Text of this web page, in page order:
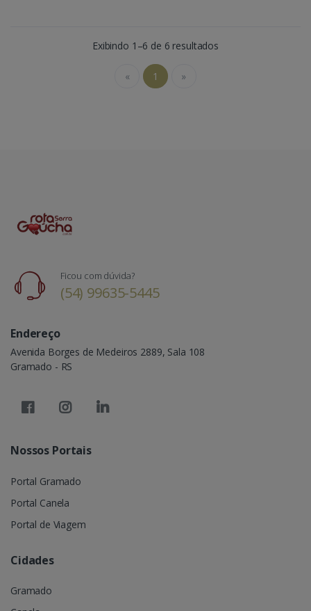
Exibindo 1–6 de 6 resultados
« 1 »
Ficou com dúvida?
(54) 99635-5445
Endereço
Avenida Borges de Medeiros 2889, Sala 108
Gramado - RS
Nossos Portais
Portal Gramado
Portal Canela
Portal de Viagem
Cidades
Gramado